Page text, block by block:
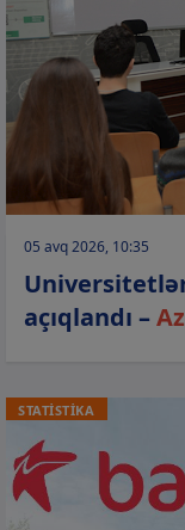
05 avq 2026, 10:35
açıqlandı –
STATİSTİKA